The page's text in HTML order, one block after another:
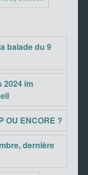
balade du 9
2024 im
OU ENCORE ?
dernière